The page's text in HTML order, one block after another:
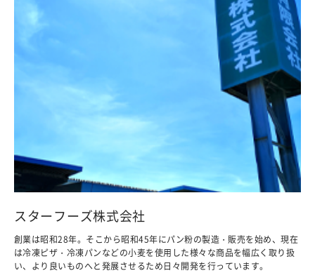
スターフーズ株式会社
創業は昭和28年。そこから昭和45年にパン粉の製造・販売を始め、現在
は冷凍ピザ・冷凍パンなどの小麦を使用した様々な商品を幅広く取り扱
い、より良いものへと発展させるため日々開発を行っています。